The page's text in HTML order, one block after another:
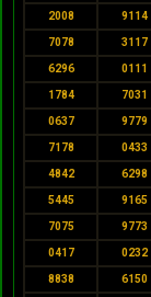
2008 9114
7078 3117
6296 0111
1784 7031
0637 9779
7178 0433
4842 6298
5445 9165
7075 9773
0417 0232
8838 6150